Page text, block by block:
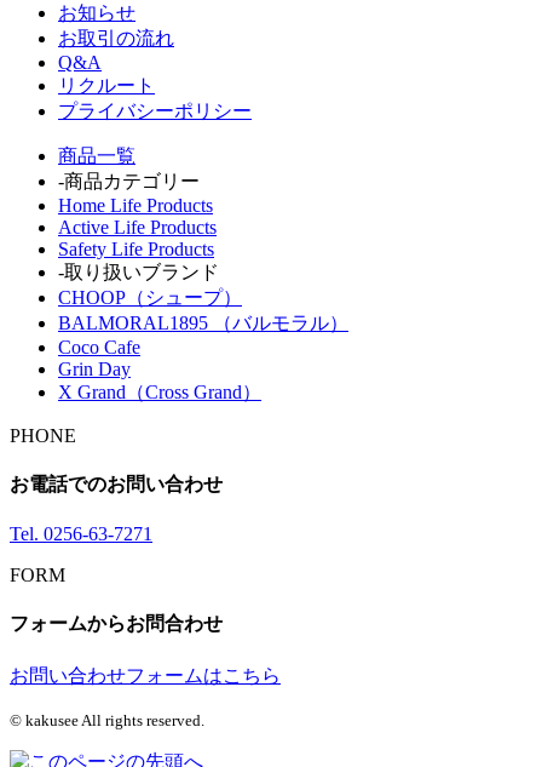
お知らせ
お取引の流れ
Q&A
リクルート
プライバシーポリシー
商品一覧
-商品カテゴリー
Home Life Products
Active Life Products
Safety Life Products
-取り扱いブランド
CHOOP（シュープ）
BALMORAL1895 （バルモラル）
Coco Cafe
Grin Day
X Grand（Cross Grand）
PHONE
お電話でのお問い合わせ
Tel. 0256-63-7271
FORM
フォームからお問合わせ
お問い合わせフォームはこちら
© kakusee All rights reserved.